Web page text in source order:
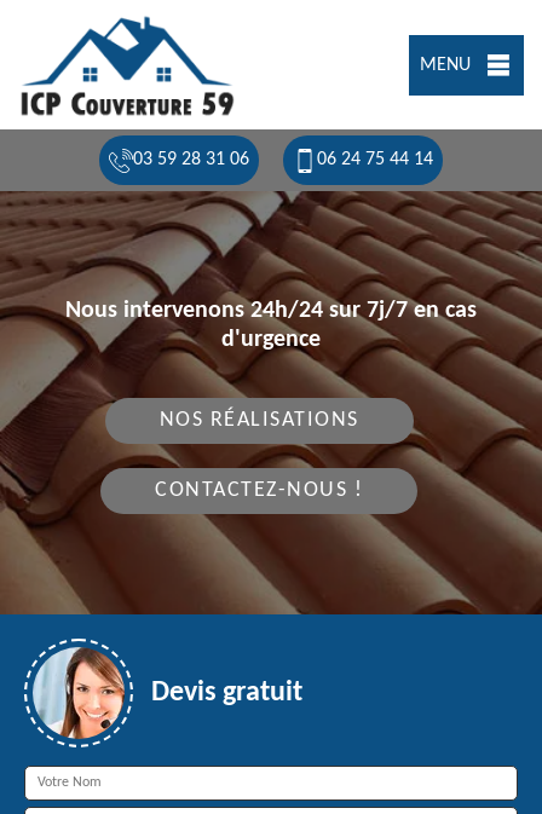
MENU
03 59 28 31 06 06 24 75 44 14
Nous intervenons 24h/24 sur 7j/7 en cas
d'urgence
NOS RÉALISATIONS
CONTACTEZ-NOUS !
Devis gratuit